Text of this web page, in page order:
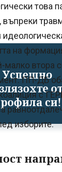
Успешно
си!
това
въпреки
на
втора
ПП-ДБ
с
изборите.